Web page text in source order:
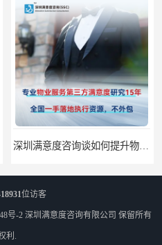
位访客
号-2 深圳满意度咨询有限公司 保留所有
利.